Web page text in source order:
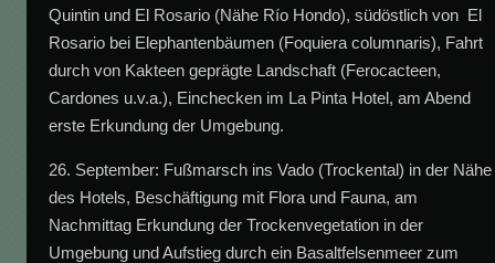
Quintin und El Rosario (Nähe Río Hondo), südöstlich von El
Rosario bei Elephantenbäumen (Foquiera columnaris), Fahrt
durch von Kakteen geprägte Landschaft (Ferocacteen,
Cardones u.v.a.), Einchecken im La Pinta Hotel, am Abend
erste Erkundung der Umgebung.
26. September: Fußmarsch ins Vado (Trockental) in der Nähe
des Hotels, Beschäftigung mit Flora und Fauna, am
Nachmittag Erkundung der Trockenvegetation in der
Umgebung und Aufstieg durch ein Basaltfelsenmeer zum